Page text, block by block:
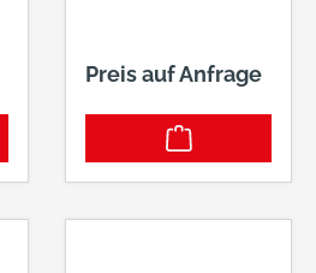
Preis auf Anfrage